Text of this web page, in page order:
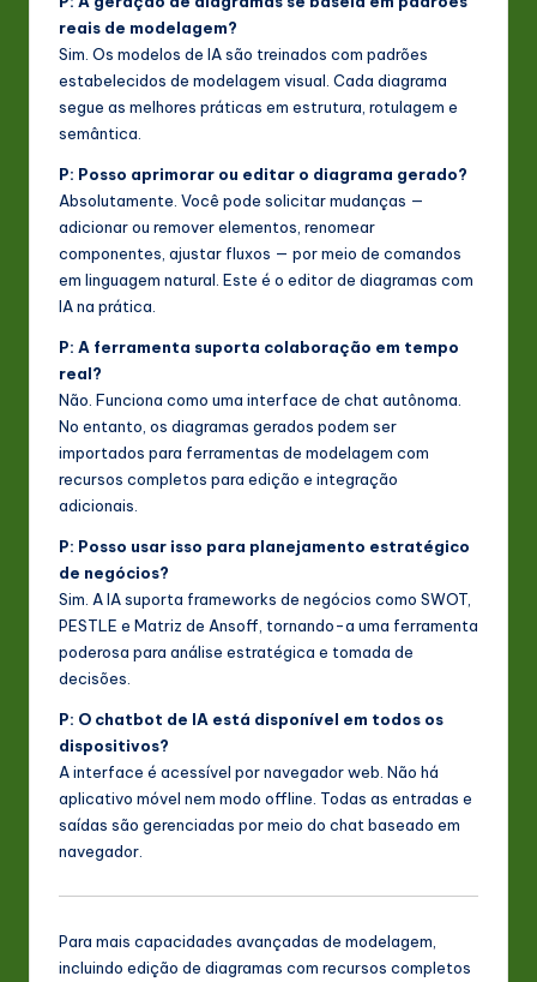
reais de modelagem?
Sim. Os modelos de IA são treinados com padrões
estabelecidos de modelagem visual. Cada diagrama
segue as melhores práticas em estrutura, rotulagem e
semântica.
P: Posso aprimorar ou editar o diagrama gerado?
Absolutamente. Você pode solicitar mudanças —
adicionar ou remover elementos, renomear
componentes, ajustar fluxos — por meio de comandos
em linguagem natural. Este é o editor de diagramas com
IA na prática.
P: A ferramenta suporta colaboração em tempo
real?
Não. Funciona como uma interface de chat autônoma.
No entanto, os diagramas gerados podem ser
importados para ferramentas de modelagem com
recursos completos para edição e integração
adicionais.
P: Posso usar isso para planejamento estratégico
de negócios?
Sim. A IA suporta frameworks de negócios como SWOT,
PESTLE e Matriz de Ansoff, tornando-a uma ferramenta
poderosa para análise estratégica e tomada de
decisões.
P: O chatbot de IA está disponível em todos os
dispositivos?
A interface é acessível por navegador web. Não há
aplicativo móvel nem modo offline. Todas as entradas e
saídas são gerenciadas por meio do chat baseado em
navegador.
Para mais capacidades avançadas de modelagem,
incluindo edição de diagramas com recursos completos